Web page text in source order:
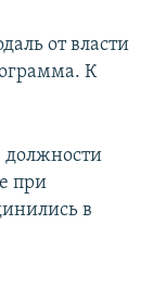
от власти
К
должности
при
в